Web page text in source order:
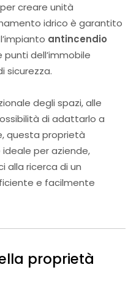
creare unità
idrico è garantito
antincendio
dell’immobile
sicurezza.
degli spazi, alle
di adattarlo a
questa proprietà
per aziende,
alla ricerca di un
e facilmente
proprietà